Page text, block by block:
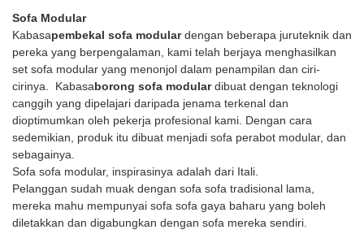
Sofa Modular
Kabasapembekal sofa modulardengan beberapa juruteknik dan
pereka yang berpengalaman, kami telah berjaya menghasilkan
set sofa modular yang menonjol dalam penampilan dan ciri-
cirinya. Kabasaborong sofa modulardibuat dengan teknologi
canggih yang dipelajari daripada jenama terkenal dan
dioptimumkan oleh pekerja profesional kami. Dengan cara
sedemikian, produk itu dibuat menjadi sofa perabot modular, dan
sebagainya.
Sofa sofa modular, inspirasinya adalah dari Itali.
Pelanggan sudah muak dengan sofa sofa tradisional lama,
mereka mahu mempunyai sofa sofa gaya baharu yang boleh
diletakkan dan digabungkan dengan sofa mereka sendiri.
boleh disesuaikan mengikut
keperluan anda.
kelebihan luar biasa yang tiada
tandingan dari segi prestasi,
kualiti, penampilan, dsb., dan
menikmati reputasi yang baik di
pasaran .Kabasa meringkaskan
kecacatan produk lepas, dan
terus memperbaikinya.
Spesifikasi sofa sofa fabrik
boucle modular keratan besar
dalam kuning air untuk hiasan
dalaman ruang tamu rumah
hiasan rumah boleh
disesuaikan mengikut
pasaran. Kabasa meringkaskan
kecacatan produk masa lalu,
dan terus memperbaikinya.
Spesifikasi sofa sofa Modular
Itali Moden Made in China
boleh disesuaikan mengikut
keperluan anda.